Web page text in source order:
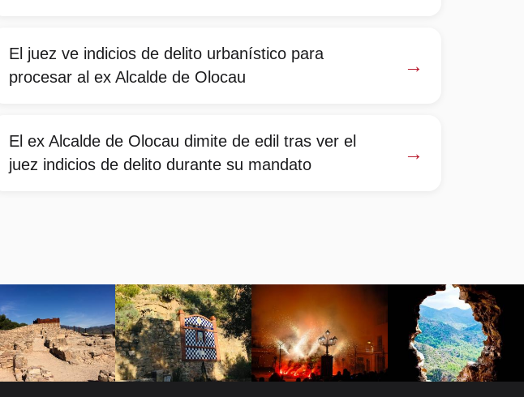
El juez ve indicios de delito urbanístico para
procesar al ex Alcalde de Olocau
→
El ex Alcalde de Olocau dimite de edil tras ver el
juez indicios de delito durante su mandato
→